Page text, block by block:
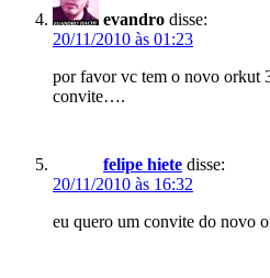
evandro disse:
20/11/2010 às 01:23
por favor vc tem o novo orkut
convite….
felipe hiete disse:
20/11/2010 às 16:32
eu quero um convite do novo